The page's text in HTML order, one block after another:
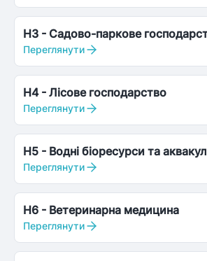
H3 - Садово-паркове
Переглянути
H4- Лісове господарство
Переглянути
H5 - Водні біоресурси та
Переглянути
H6 - Ветеринарна медицина
Переглянути